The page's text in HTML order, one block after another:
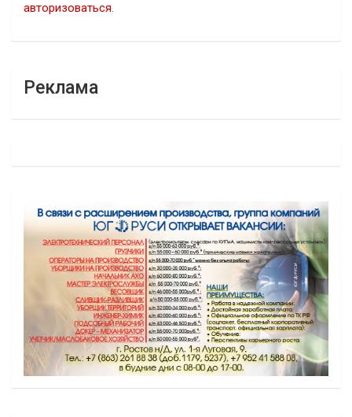
авторизоваться.
Реклама